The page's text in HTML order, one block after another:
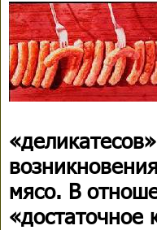
мясо. В
«достаточное